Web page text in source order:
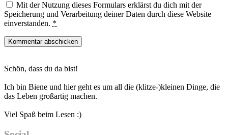
Mit der Nutzung dieses Formulars erklärst du dich mit der
Speicherung und Verarbeitung deiner Daten durch diese Website
einverstanden. *
Sidebar
Schön, dass du da bist!
Ich bin Biene und hier geht es um all die (klitze-)kleinen Dinge, die
das Leben großartig machen.
Viel Spaß beim Lesen :)